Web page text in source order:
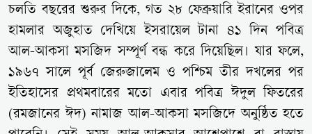
চলতি বছরের শুরুর দিকে, গত ২৮ ফেব্রুয়ারি ইরানের ওপর
হামলার অজুহাত দেখিয়ে ইসরায়েল টানা ৪১ দিন পবিত্র
আল-আকসা মসজিদ সম্পূর্ণ বন্ধ করে দিয়েছিল। যার ফলে,
১৯৬৭ সালে পূর্ব জেরুজালেম ও পশ্চিম তীর দখলের পর
ইতিহাসের প্রথমবারের মতো এবার পবিত্র ঈদুল ফিতরের
(রমজানের ঈদ) নামাজ আল-আকসা মসজিদে অনুষ্ঠিত হতে